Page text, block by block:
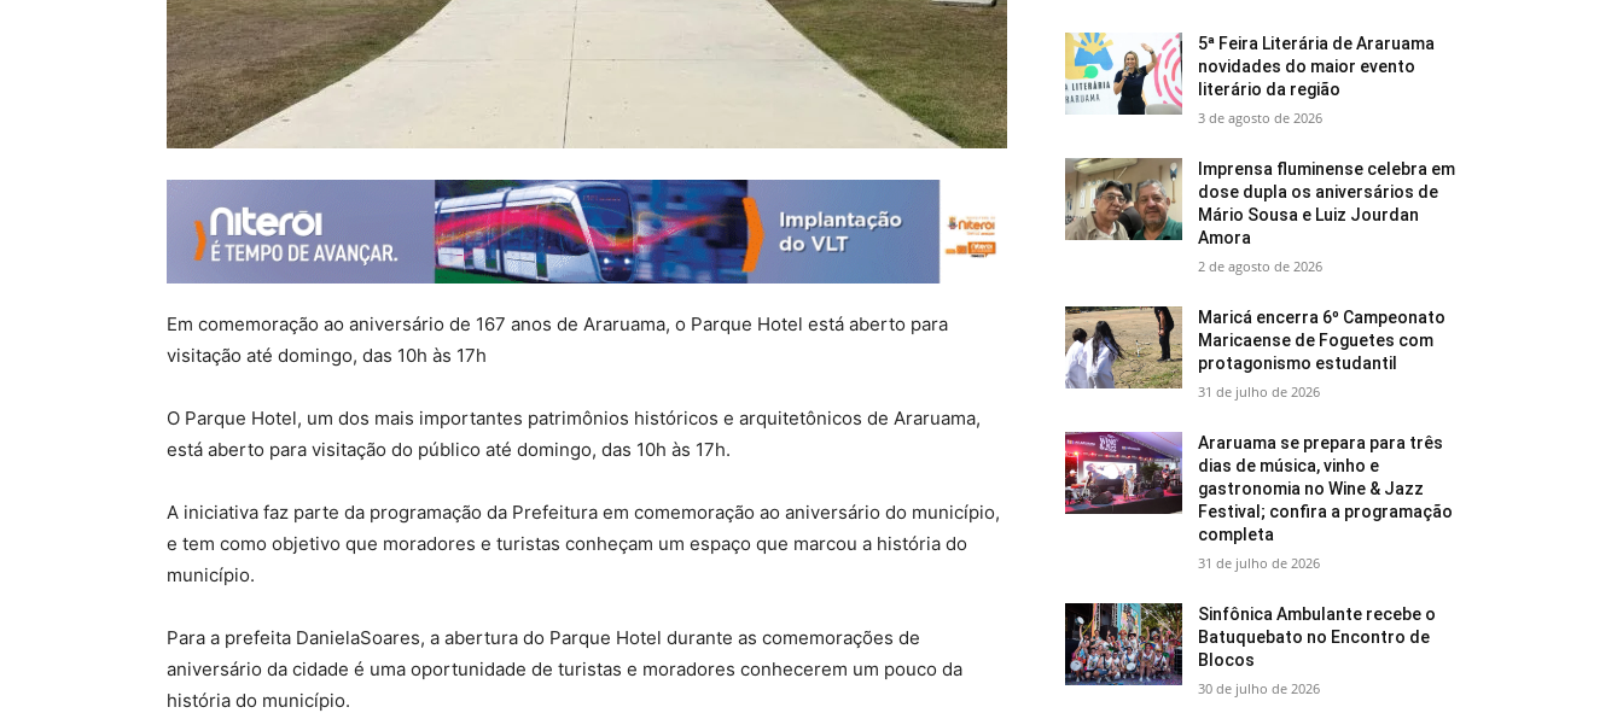
Em comemoração ao aniversário de 167 anos de Araruama, o Parque Hotel está aberto para
visitação até domingo, das 10h às 17h
O Parque Hotel, um dos mais importantes patrimônios históricos e arquitetônicos de Araruama,
está aberto para visitação do público até domingo, das 10h às 17h.
A iniciativa faz parte da programação da Prefeitura em comemoração ao aniversário do município,
e tem como objetivo que moradores e turistas conheçam um espaço que marcou a história do
município.
Para a prefeita DanielaSoares, a abertura do Parque Hotel durante as comemorações de
aniversário da cidade é uma oportunidade de turistas e moradores conhecerem um pouco da
história do município.
5ª Feira Literária de Araruama
novidades do maior evento
literário da região
3 de agosto de 2026
Imprensa fluminense celebra em
dose dupla os aniversários de
Mário Sousa e Luiz Jourdan
Amora
2 de agosto de 2026
Maricá encerra 6º Campeonato
Maricaense de Foguetes com
protagonismo estudantil
31 de julho de 2026
Araruama se prepara para três
dias de música, vinho e
gastronomia no Wine & Jazz
Festival; confira a programação
completa
31 de julho de 2026
Sinfônica Ambulante recebe o
Batuquebato no Encontro de
Blocos
30 de julho de 2026